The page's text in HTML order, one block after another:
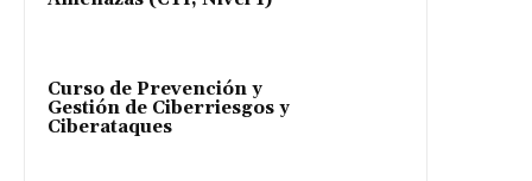
Curso de Prevención y
Gestión de Ciberriesgos y
Ciberataques